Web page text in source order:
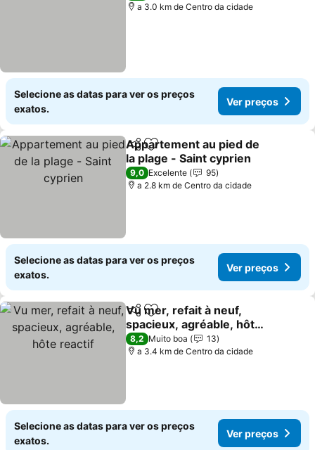
a 3.0 km de Centro da cidade
Selecione as datas para ver os preços
exatos.
Ver preços
PartilharAdicionar aos favoritos
Appartement au pied de
la plage - Saint cyprien
9,0 Excelente
95
a 2.8 km de Centro da cidade
Selecione as datas para ver os preços
exatos.
Ver preços
PartilharAdicionar aos favoritos
Vu mer, refait à neuf,
spacieux, agréable, hôte
reactif
8,2 Muito boa
13
a 3.4 km de Centro da cidade
Selecione as datas para ver os preços
exatos.
Ver preços